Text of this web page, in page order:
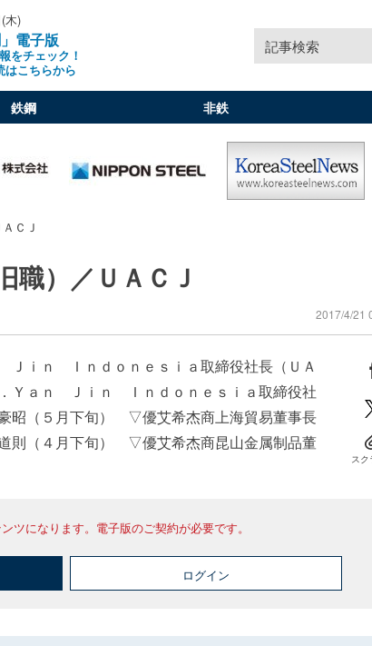
木)
電子版
をチェック！
はこちらから
記事検索
鉄鋼 非鉄
ＣＪ
職）／ＵＡＣＪ
2017/4/21
ｉｎ Ｉｎｄｏｎｅｓｉａ取締役社長（ＵＡ
Ｙａｎ Ｊｉｎ Ｉｎｄｏｎｅｓｉａ取締役社
昭（５月下旬） ▽優艾希杰商上海貿易董事長
道則（４月下旬） ▽優艾希杰商昆山金属制品董
スク
ツになります。電子版のご契約が必要です。
ログイン